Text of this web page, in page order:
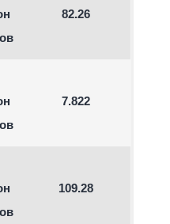
82.26
7.822
109.28